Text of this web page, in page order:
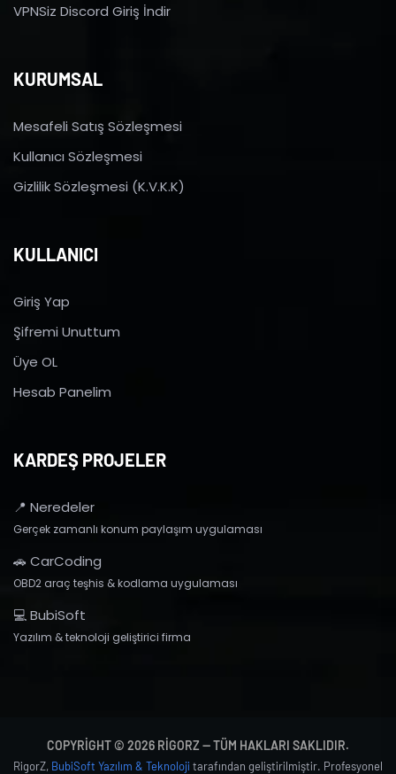
VPNSiz Discord Giriş İndir
KURUMSAL
Mesafeli Satış Sözleşmesi
Kullanıcı Sözleşmesi
Gizlilik Sözleşmesi (K.V.K.K)
KULLANICI
Giriş Yap
Şifremi Unuttum
Üye OL
Hesab Panelim
KARDEŞ PROJELER
📍 Neredeler
Gerçek zamanlı konum paylaşım uygulaması
🚗 CarCoding
OBD2 araç teşhis & kodlama uygulaması
💻 BubiSoft
Yazılım & teknoloji geliştirici firma
COPYRIGHT © 2026 RIGORZ — TÜM HAKLARI SAKLIDIR.
RigorZ, BubiSoft Yazılım & Teknoloji tarafından geliştirilmiştir. Profesyonel